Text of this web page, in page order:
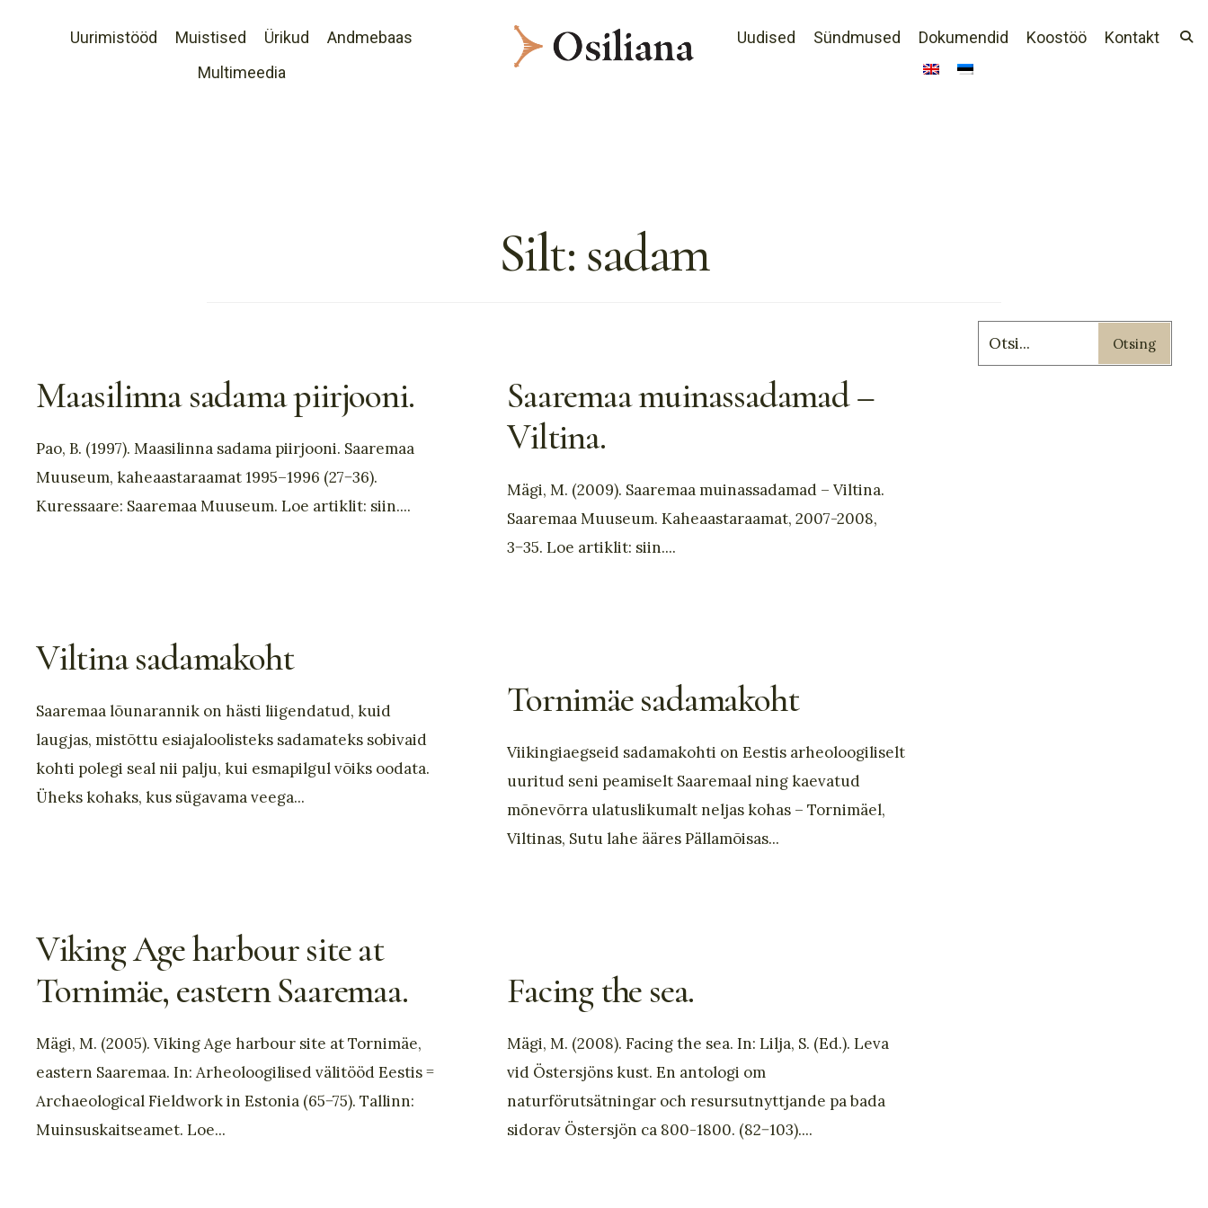
Uurimistööd Muistised Ürikud
Andmebaas
Multimeedia
Uudised Sündmused Dokumendid Koostöö Kontakt
Silt: sadam
Maasilinna sadama piirjooni.
Pao, B. (1997). Maasilinna sadama piirjooni. Saaremaa
Muuseum, kaheaastaraamat 1995–1996 (27−36).
Kuressaare: Saaremaa Muuseum. Loe artiklit: siin....
Saaremaa muinassadamad –
Viltina.
Mägi, M. (2009). Saaremaa muinassadamad – Viltina.
Saaremaa Muuseum. Kaheaastaraamat, 2007-2008,
3−35. Loe artiklit: siin....
Viltina sadamakoht
Saaremaa lõunarannik on hästi liigendatud, kuid
laugjas, mistõttu esiajaloolisteks sadamateks sobivaid
kohti polegi seal nii palju, kui esmapilgul võiks oodata.
Üheks kohaks, kus sügavama veega...
Tornimäe sadamakoht
Viikingiaegseid sadamakohti on Eestis arheoloogiliselt
uuritud seni peamiselt Saaremaal ning kaevatud
mõnevõrra ulatuslikumalt neljas kohas – Tornimäel,
Viltinas, Sutu lahe ääres Pällamõisas...
Viking Age harbour site at
Tornimäe, eastern Saaremaa.
Mägi, M. (2005). Viking Age harbour site at Tornimäe,
eastern Saaremaa. In: Arheoloogilised välitööd Eestis =
Archaeological Fieldwork in Estonia (65−75). Tallinn:
Muinsuskaitseamet. Loe...
Facing the sea.
Mägi, M. (2008). Facing the sea. In: Lilja, S. (Ed.). Leva
vid Östersjöns kust. En antologi om
naturförutsätningar och resursutnyttjande pa bada
sidorav Östersjön ca 800-1800. (82−103)....
Otsing